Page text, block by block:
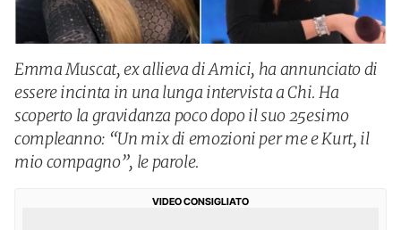
Emma Muscat, ex allieva di Amici, ha annunciato di
essere incinta in una lunga intervista a Chi. Ha
scoperto la gravidanza poco dopo il suo 25esimo
compleanno: “Un mix di emozioni per me e Kurt, il
mio compagno”, le parole.
VIDEO CONSIGLIATO